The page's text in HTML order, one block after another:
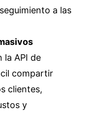
a las
la API de
compartir
clientes,
y